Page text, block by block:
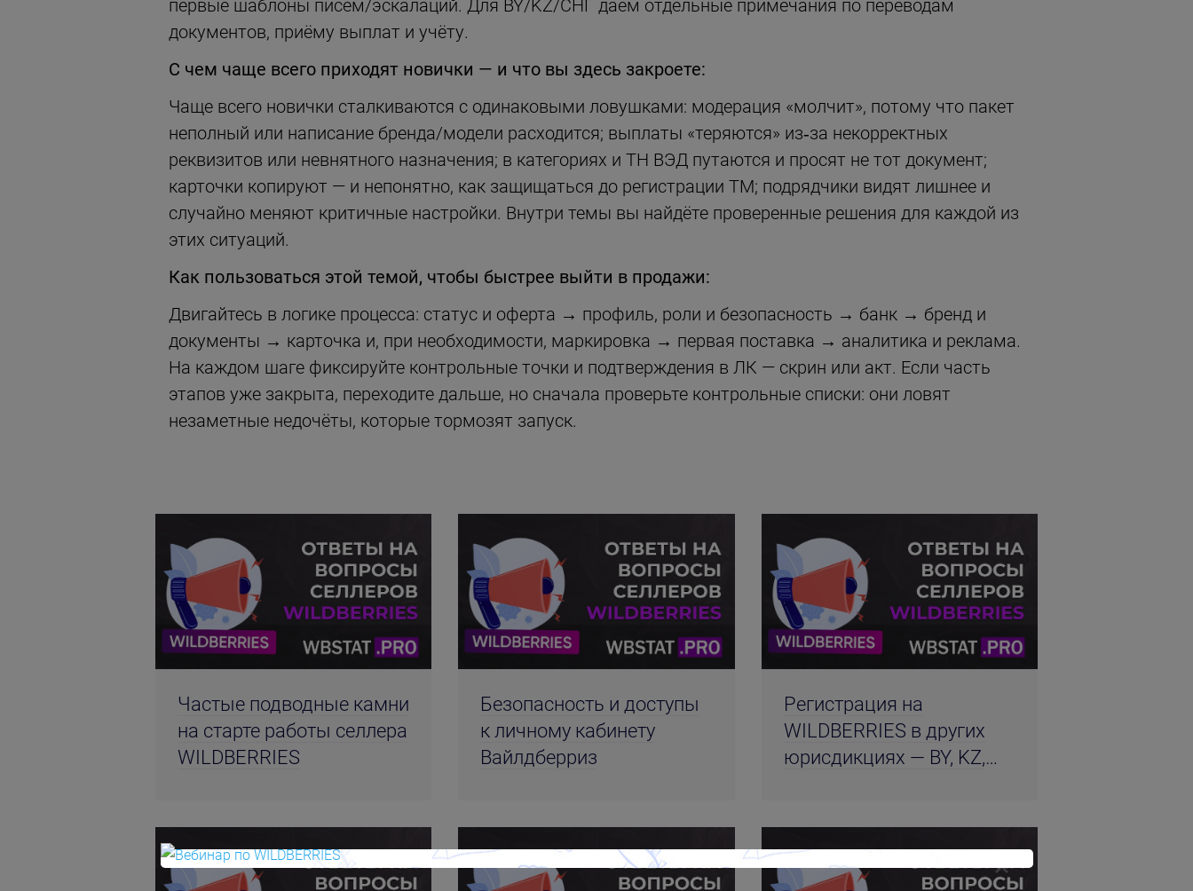
первые шаблоны писем/эскалаций. Для BY/KZ/СНГ даём отдельные примечания по переводам
документов, приёму выплат и учёту.
С чем чаще всего приходят новички — и что вы здесь закроете:
Чаще всего новички сталкиваются с одинаковыми ловушками: модерация «молчит», потому что пакет
неполный или написание бренда/модели расходится; выплаты «теряются» из‑за некорректных
реквизитов или невнятного назначения; в категориях и ТН ВЭД путаются и просят не тот документ;
карточки копируют — и непонятно, как защищаться до регистрации ТМ; подрядчики видят лишнее и
случайно меняют критичные настройки. Внутри темы вы найдёте проверенные решения для каждой из
этих ситуаций.
Как пользоваться этой темой, чтобы быстрее выйти в продажи:
Двигайтесь в логике процесса: статус и оферта → профиль, роли и безопасность → банк → бренд и
документы → карточка и, при необходимости, маркировка → первая поставка → аналитика и реклама.
На каждом шаге фиксируйте контрольные точки и подтверждения в ЛК — скрин или акт. Если часть
этапов уже закрыта, переходите дальше, но сначала проверьте контрольные списки: они ловят
незаметные недочёты, которые тормозят запуск.
Частые подводные камни
на старте работы селлера
WILDBERRIES
Безопасность и доступы
к личному кабинету
Вайлдберриз
Регистрация на
WILDBERRIES в других
юрисдикциях — BY, KZ,